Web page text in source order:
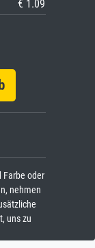
€ 1.09
Farbe oder
nehmen
uns zu